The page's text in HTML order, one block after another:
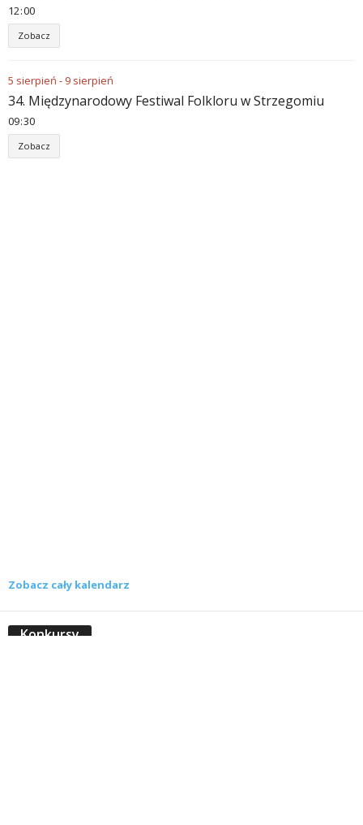
12 00
Zobacz
5 sierpień - 9 sierpień
34. Międzynarodowy Festiwal Folkloru w Strzegomiu
09 30
Zobacz
Zobacz cały kalendarz
Konkursy